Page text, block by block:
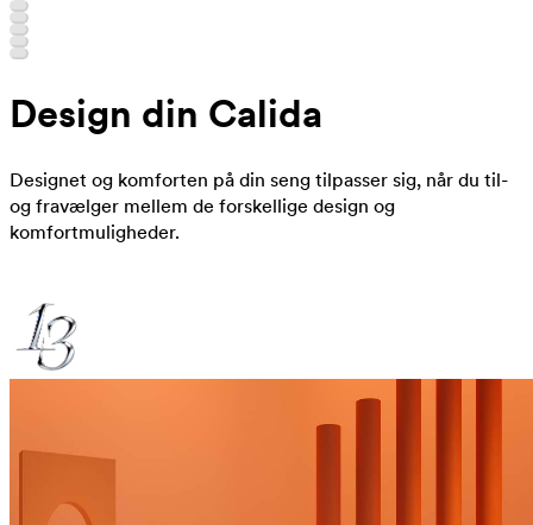
Design din Calida
Designet og komforten på din seng tilpasser sig, når du til-
og fravælger mellem de forskellige design og
komfortmuligheder.